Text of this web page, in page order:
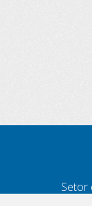
Setor